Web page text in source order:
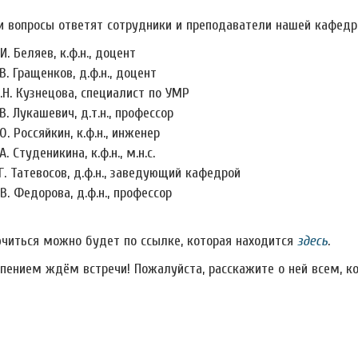
вопросы ответят сотрудники и преподаватели нашей
Беляев, к.ф.н., доцент
Гращенков, д.ф.н., доцент
Кузнецова, специалист по УМР
Лукашевич, д.т.н., профессор
Россяйкин, к.ф.н., инженер
Студеникина, к.ф.н., м.н.с.
Татевосов, д.ф.н., заведующий кафедрой
Федорова, д.ф.н., профессор
можно будет по ссылке, которая находится здесь.
ждём встречи! Пожалуйста, расскажите о ней всем,